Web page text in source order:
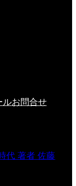
ルお問合せ
代 著者 佐藤